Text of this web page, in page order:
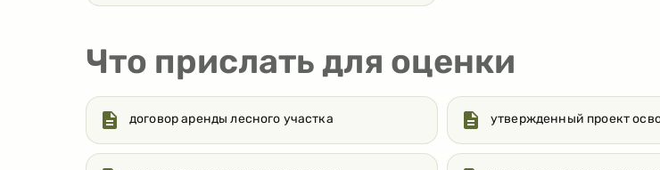
Что прислать для оценки
договор аренды лесного участка утвержденный проект